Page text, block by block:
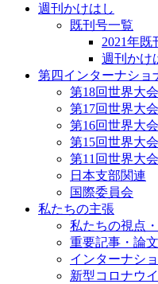
週刊かけはし
既刊号一覧
2021年既
週刊かけ
第四インターナショ
第18回世界大会
第17回世界大会
第16回世界大会
第15回世界大会
第11回世界大会
日本支部関連
国際委員会
私たちの主張
私たちの視点
重要記事・論文
インターナシ
新型コロナウ